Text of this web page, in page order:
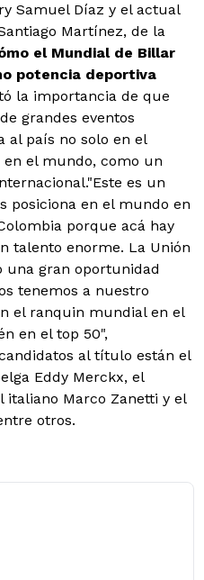
Samuel Díaz y el actual
Martínez, de la
el Mundial de Billar
potencia deportiva
la importancia de que
grandes eventos
al país no solo en el
el mundo, como un
es un
posiciona en el mundo en
porque acá hay
talento enorme. La Unión
una gran oportunidad
tenemos a nuestro
el ranquin mundial en el
en el top 50",
al título están el
Eddy Merckx, el
italiano Marco Zanetti y el
otros.